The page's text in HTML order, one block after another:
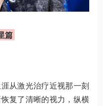
篇
从激光治疗近视那一刻
复了清晰的视力，纵横